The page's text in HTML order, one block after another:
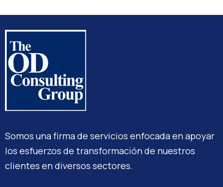
Somos una firma de servicios enfocada en apoyar
los esfuerzos de transformación de nuestros
clientes en diversos sectores.